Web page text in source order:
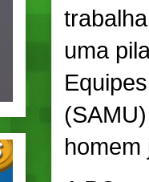
uma
homem